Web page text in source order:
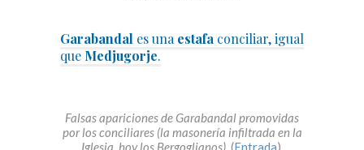
Garabandal es una estafa conciliar, igual
que Medjugorje.
Falsas apariciones de Garabandal promovidas
por los conciliares (la masonería infiltrada en la
Iglesia, hoy los Bergoglianos). (Entrada).